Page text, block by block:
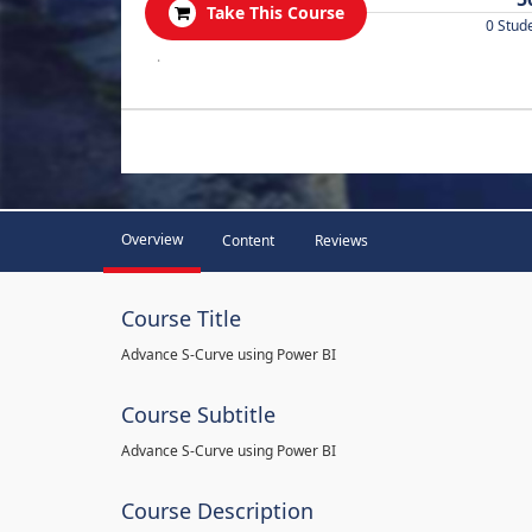
Take This Course
0
.
Overview Content Reviews
Course Title
Advance S-Curve using Power BI
Course Subtitle
Advance S-Curve using Power BI
Course Description